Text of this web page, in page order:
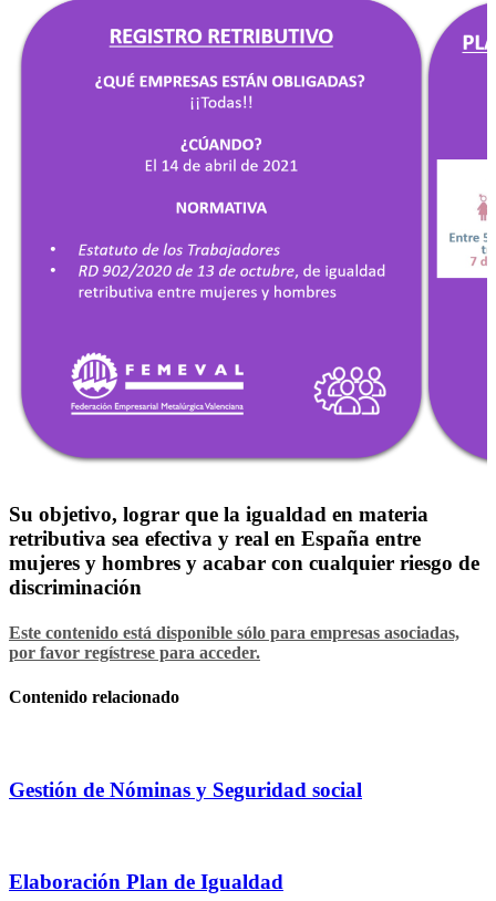
Su objetivo, lograr que la igualdad en materia
retributiva sea efectiva y real en España entre
mujeres y hombres y acabar con cualquier riesgo de
discriminación
Este contenido está disponible sólo para empresas asociadas,
por favor regístrese para acceder.
Contenido relacionado
Gestión de Nóminas y Seguridad social
Elaboración Plan de Igualdad